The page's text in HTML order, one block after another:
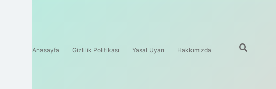
Anasayfa Gizlilik Politikası Yasal Uyarı Hakkımızda